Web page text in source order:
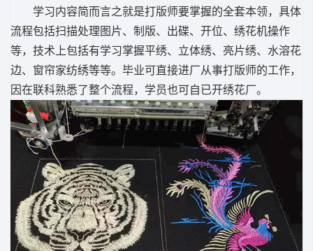
学习内容简而言之就是打版师要掌握的全套本领，具体
流程包括扫描处理图片、制版、出碟、开位、绣花机操作
等，技术上包括有学习掌握平绣、立体绣、亮片绣、水溶花
边、窗帘家纺绣等等。毕业可直接进厂从事打版师的工作，
因在联科熟悉了整个流程，学员也可自已开绣花厂。